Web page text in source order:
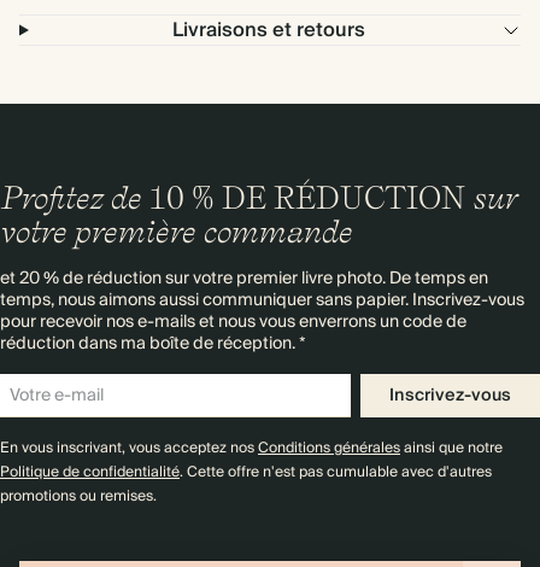
Livraisons et retours
Profitez de 10 % DE RÉDUCTION sur
votre première commande
et 20 % de réduction sur votre premier livre photo. De temps en
temps, nous aimons aussi communiquer sans papier. Inscrivez-vous
pour recevoir nos e-mails et nous vous enverrons un code de
réduction dans ma boîte de réception. *
Inscrivez-vous
En vous inscrivant, vous acceptez nosConditions généralesainsi que notre
Politique de confidentialité. Cette offre n'est pas cumulable avec d'autres
promotions ou remises.